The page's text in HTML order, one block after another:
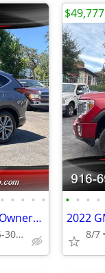
• • • • •
2022 Honda CR-V Touring*AWD*One Owner*Loaded*Rear Camera*Tow Hitch
Supreme Auto Call 916-695-3086 fair oaks
• • • •
8/7
$49,777